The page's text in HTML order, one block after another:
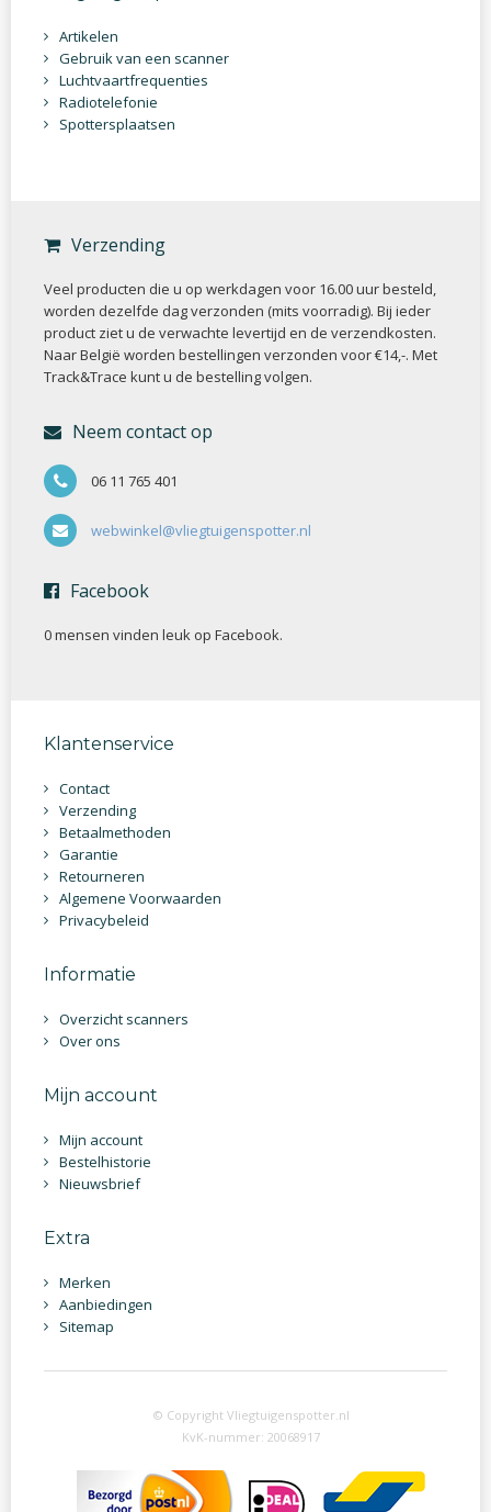
Artikelen
Gebruik van een scanner
Luchtvaartfrequenties
Radiotelefonie
Spottersplaatsen
Verzending
Veel producten die u op werkdagen voor 16.00 uur besteld,
worden dezelfde dag verzonden (mits voorradig). Bij ieder
product ziet u de verwachte levertijd en de verzendkosten.
Naar België worden bestellingen verzonden voor €14,-. Met
Track&Trace kunt u de bestelling volgen.
Neem contact op
06 11 765 401
webwinkel@vliegtuigenspotter.nl
Facebook
0 mensen vinden leuk op Facebook.
Klantenservice
Contact
Verzending
Betaalmethoden
Garantie
Retourneren
Algemene Voorwaarden
Privacybeleid
Informatie
Overzicht scanners
Over ons
Mijn account
Mijn account
Bestelhistorie
Nieuwsbrief
Extra
Merken
Aanbiedingen
Sitemap
© Copyright Vliegtuigenspotter.nl
KvK-nummer: 20068917